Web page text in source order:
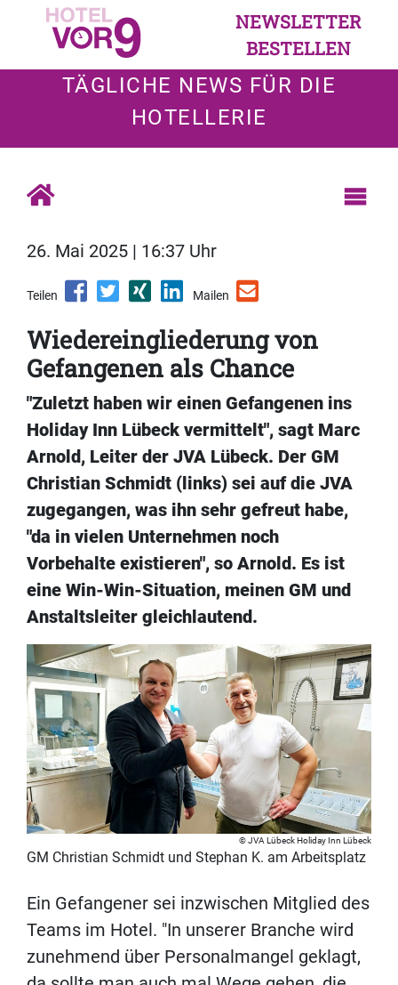
NEWSLETTER
BESTELLEN
TÄGLICHE NEWS FÜR DIE
HOTELLERIE
26. Mai 2025 | 16:37 Uhr
Teilen Mailen
Wiedereingliederung von
Gefangenen als Chance
"Zuletzt haben wir einen Gefangenen ins
Holiday Inn Lübeck vermittelt", sagt Marc
Arnold, Leiter der JVA Lübeck. Der GM
Christian Schmidt (links) sei auf die JVA
zugegangen, was ihn sehr gefreut habe,
"da in vielen Unternehmen noch
Vorbehalte existieren", so Arnold. Es ist
eine Win-Win-Situation, meinen GM und
Anstaltsleiter gleichlautend.
JVA Lübeck Holiday Inn Lübeck
GM Christian Schmidt und Stephan K. am Arbeitsplatz
Ein Gefangener sei inzwischen Mitglied des
Teams im Hotel. "In unserer Branche wird
zunehmend über Personalmangel geklagt,